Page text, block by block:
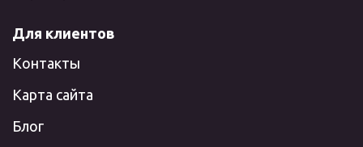
Для клиентов
Контакты
Карта сайта
Блог